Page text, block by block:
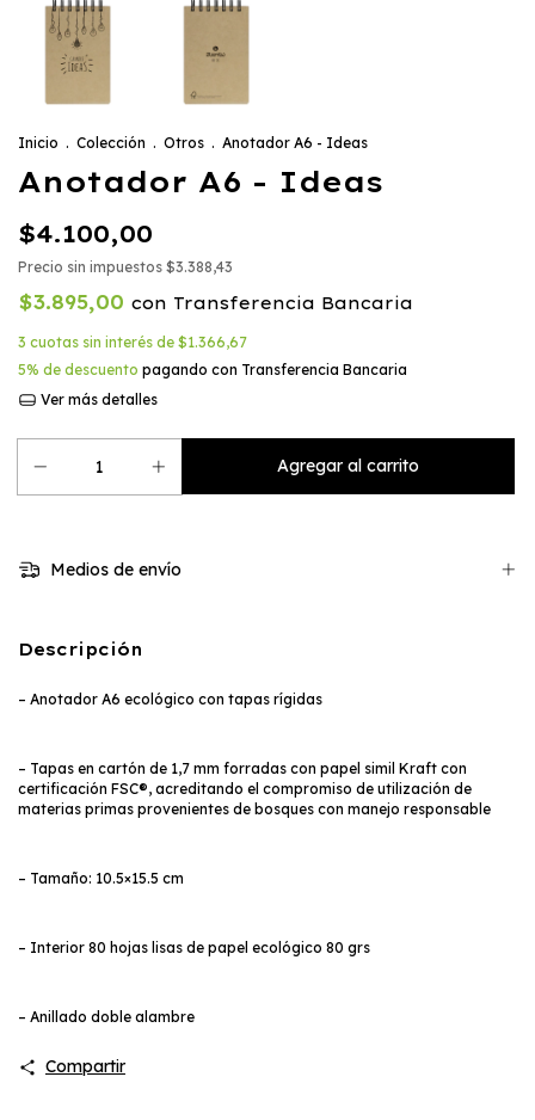
Inicio . Colección . Otros . Anotador A6 - Ideas
Anotador A6 - Ideas
$4.100,00
Precio sin impuestos $3.388,43
$3.895,00 con Transferencia Bancaria
3 cuotas sin interés de $1.366,67
5% de descuento pagando con Transferencia Bancaria
Ver más detalles
Medios de envío
Descripción
– Anotador A6 ecológico con tapas rígidas
– Tapas en cartón de 1,7 mm forradas con papel simil Kraft con
certificación FSC®, acreditando el compromiso de utilización de
materias primas provenientes de bosques con manejo responsable
– Tamaño: 10.5×15.5 cm
– Interior 80 hojas lisas de papel ecológico 80 grs
– Anillado doble alambre
Compartir